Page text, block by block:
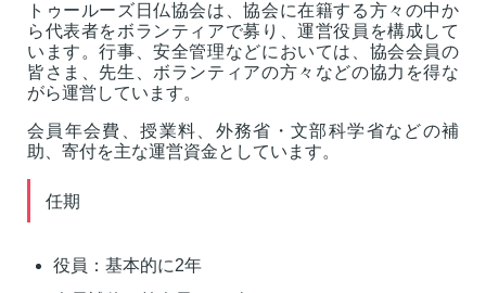
トゥールーズ日仏協会は、協会に在籍する方々の中か
ら代表者をボランティアで募り、運営役員を構成して
います。行事、安全管理などにおいては、協会会員の
皆さま、先生、ボランティアの方々などの協力を得な
がら運営しています。
会員年会費、授業料、外務省・文部科学省などの補
助、寄付を主な運営資金としています。
任期
役員：基本的に2年